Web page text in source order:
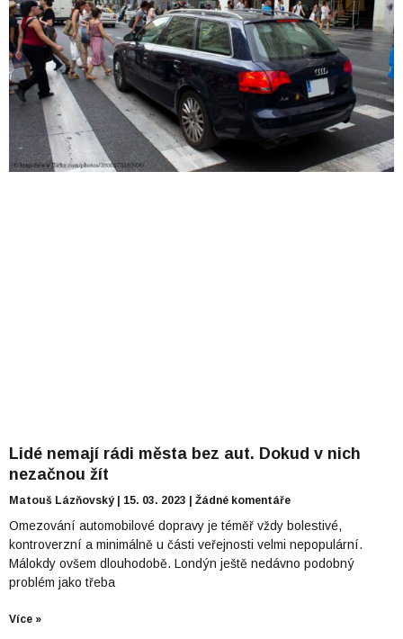
Lidé nemají rádi města bez aut. Dokud v nich
nezačnou žít
Matouš Lázňovský 15. 03. 2023 Žádné komentáře
Omezování automobilové dopravy je téměř vždy bolestivé,
kontroverzní a minimálně u části veřejnosti velmi nepopulární.
Málokdy ovšem dlouhodobě. Londýn ještě nedávno podobný
problém jako třeba
Více »